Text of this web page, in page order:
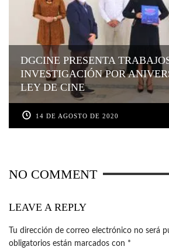
DGCINE PRESENTA
INVESTIGACIÓN POR
LEY DE CINE
14 DE AGOSTO DE 2020
NO COMMENT
LEAVE A REPLY
Tu dirección de correo electrónico no será
obligatorios están marcados con *